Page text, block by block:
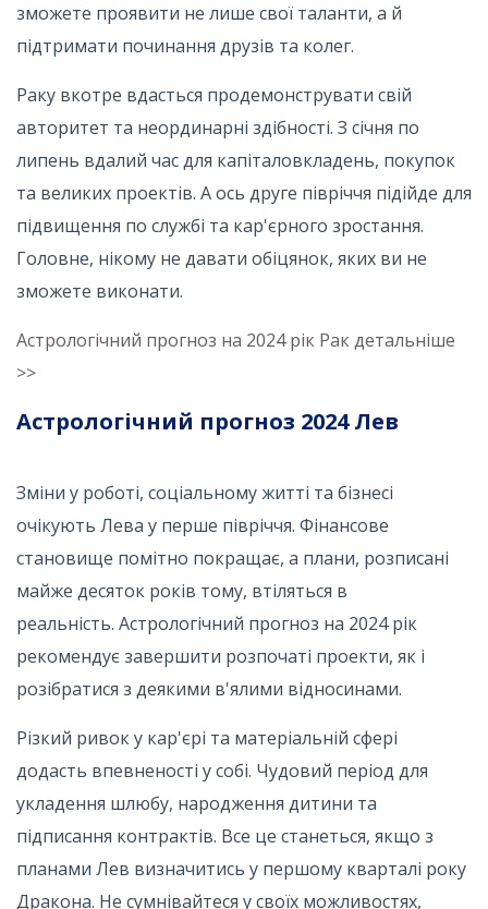
зможете проявити не лише свої таланти, а й
підтримати починання друзів та колег.
Раку вкотре вдасться продемонструвати свій
авторитет та неординарні здібності. З січня по
липень вдалий час для капіталовкладень, покупок
та великих проектів. А ось друге півріччя підійде для
підвищення по службі та кар'єрного зростання.
Головне, нікому не давати обіцянок, яких ви не
зможете виконати.
Астрологічний прогноз на 2024 рік Рак детальніше
>>
Астрологічний прогноз 2024 Лев
Зміни у роботі, соціальному житті та бізнесі
очікують Лева у перше півріччя. Фінансове
становище помітно покращає, а плани, розписані
майже десяток років тому, втіляться в
реальність. Астрологічний прогноз на 2024 рік
рекомендує завершити розпочаті проекти, як і
розібратися з деякими в'ялими відносинами.
Різкий ривок у кар'єрі та матеріальній сфері
додасть впевненості у собі. Чудовий період для
укладення шлюбу, народження дитини та
підписання контрактів. Все це станеться, якщо з
планами Лев визначитись у першому кварталі року
Дракона. Не сумнівайтеся у своїх можливостях,